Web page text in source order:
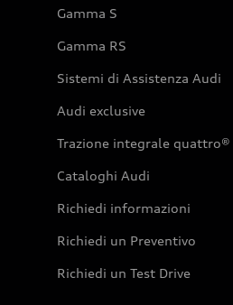
Gamma S
Gamma RS
Sistemi di Assistenza Audi
Audi exclusive
Trazione integrale quattro®
Cataloghi Audi
Richiedi informazioni
Richiedi un Preventivo
Richiedi un Test Drive